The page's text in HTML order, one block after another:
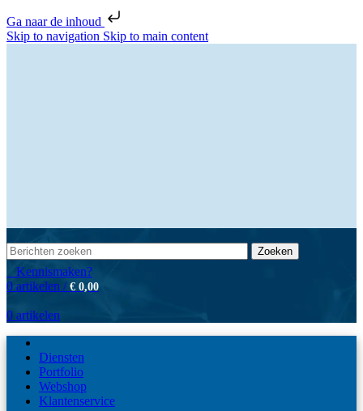
Ga naar de inhoud
Skip to navigation Skip to main content
Zoeken
Kennismaken?
0 artikelen / € 0,00
0 artikelen
Diensten
Portfolio
Webshop
Klantenservice